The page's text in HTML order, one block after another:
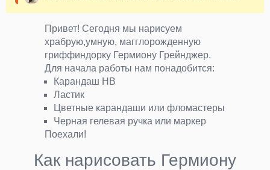
Привет! Сегодня мы нарисуем
храбрую,умную, магглорожденную
гриффиндорку Гермиону Грейнджер.
Для начала работы нам понадобится:
Карандаш НВ
Ластик
Цветные карандаши или фломастеры
Черная гелевая ручка или маркер
Поехали!
Как нарисовать Гермиону